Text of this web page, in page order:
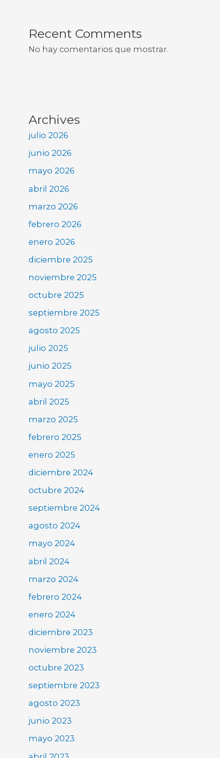
Recent Comments
No hay comentarios que mostrar.
Archives
julio 2026
junio 2026
mayo 2026
abril 2026
marzo 2026
febrero 2026
enero 2026
diciembre 2025
noviembre 2025
octubre 2025
septiembre 2025
agosto 2025
julio 2025
junio 2025
mayo 2025
abril 2025
marzo 2025
febrero 2025
enero 2025
diciembre 2024
octubre 2024
septiembre 2024
agosto 2024
mayo 2024
abril 2024
marzo 2024
febrero 2024
enero 2024
diciembre 2023
noviembre 2023
octubre 2023
septiembre 2023
agosto 2023
junio 2023
mayo 2023